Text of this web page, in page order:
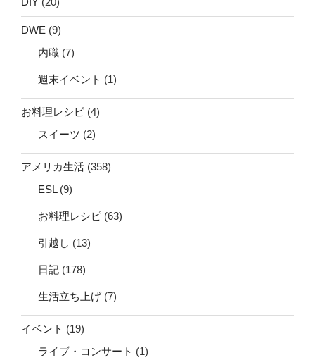
DWE (9)
内職 (7)
週末イベント (1)
お料理レシピ (4)
スイーツ (2)
アメリカ生活 (358)
ESL(9)
お料理レシピ (63)
引越し (13)
日記 (178)
生活立ち上げ (7)
イベント (19)
ライブ・コンサート (1)